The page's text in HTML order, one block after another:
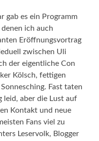
gab es ein Programm
ich auch
Eröffnungsvortrag
zwischen Uli
der eigentliche Con
Kölsch, fettigen
Fast taten
leid, aber die Lust auf
Kontakt und neue
Fans viel zu
Leservolk, Blogger